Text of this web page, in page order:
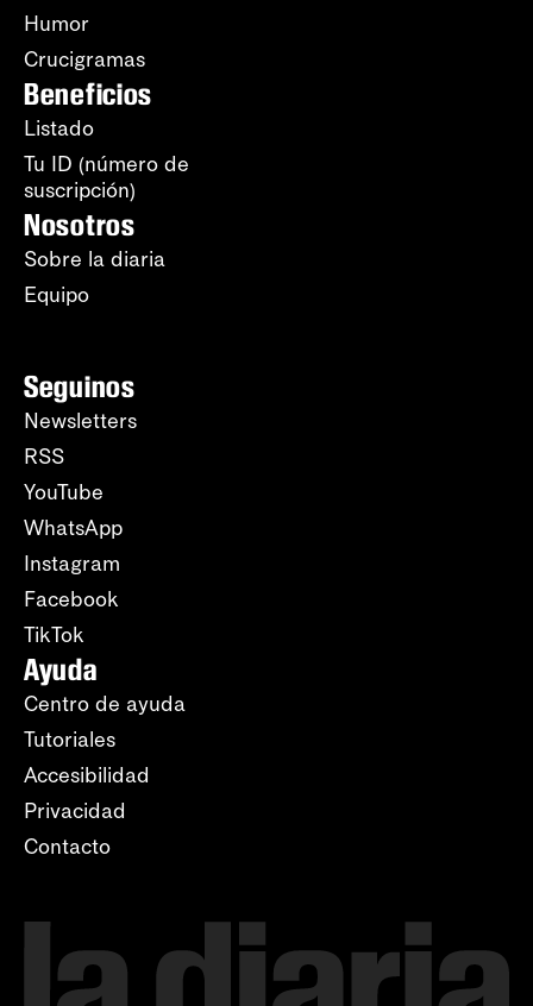
Humor
Crucigramas
Beneficios
Listado
Tu ID (número de
suscripción)
Nosotros
Sobre la diaria
Equipo
Seguinos
Newsletters
RSS
YouTube
WhatsApp
Instagram
Facebook
TikTok
Ayuda
Centro de ayuda
Tutoriales
Accesibilidad
Privacidad
Contacto